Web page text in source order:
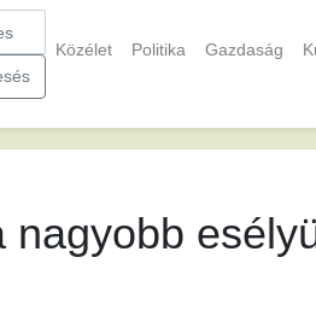
Közélet Politika Gazdaság
nagyobb